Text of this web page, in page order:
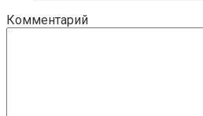
Комментарий